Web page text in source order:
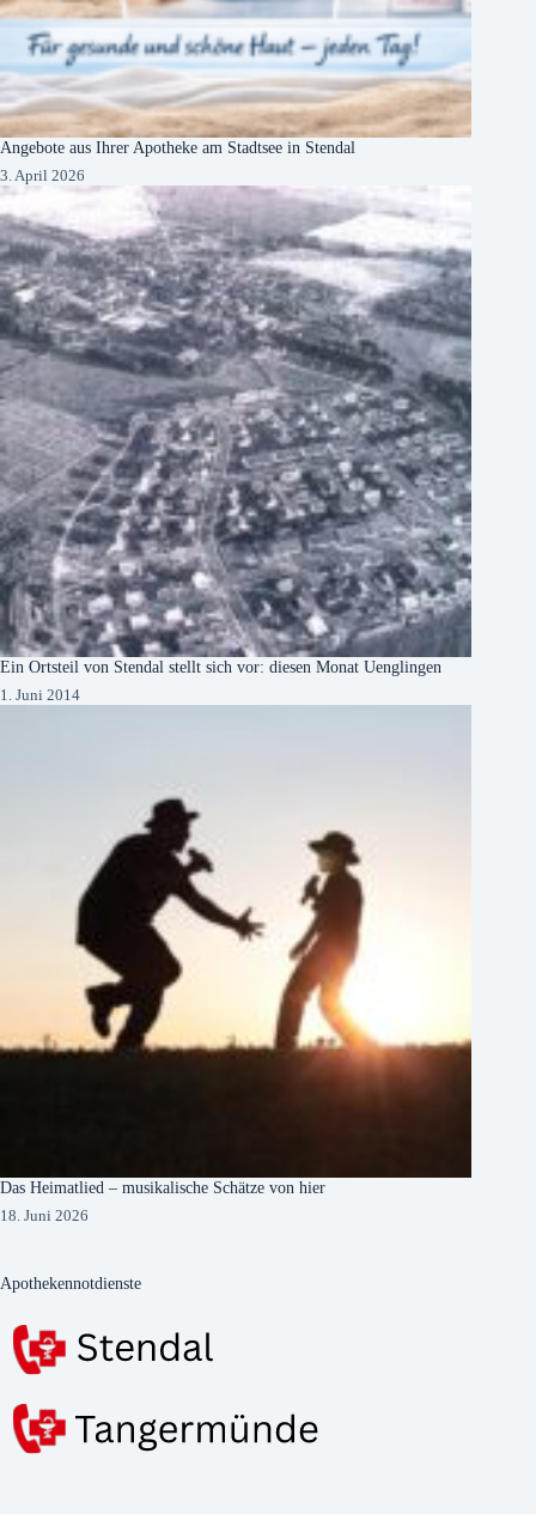
Angebote aus Ihrer Apotheke am Stadtsee in Stendal
3. April 2026
Ein Ortsteil von Stendal stellt sich vor: diesen Monat Uenglingen
1. Juni 2014
Das Heimatlied – musikalische Schätze von hier
18. Juni 2026
Apothekennotdienste